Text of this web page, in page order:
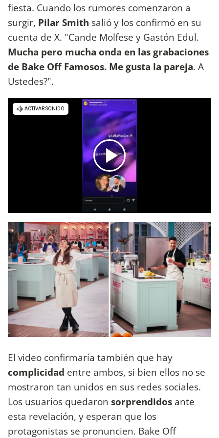
fiesta. Cuando los rumores comenzaron a
surgir, Pilar Smith salió y los confirmó en su
cuenta de X. "Cande Molfese y Gastón Edul.
Mucha pero mucha onda en las grabaciones
de Bake Off Famosos. Me gusta la pareja. A
Ustedes?".
El video confirmaría también que hay
complicidad entre ambos, si bien ellos no se
mostraron tan unidos en sus redes sociales.
Los usuarios quedaron sorprendidos ante
esta revelación, y esperan que los
protagonistas se pronuncien. Bake Off